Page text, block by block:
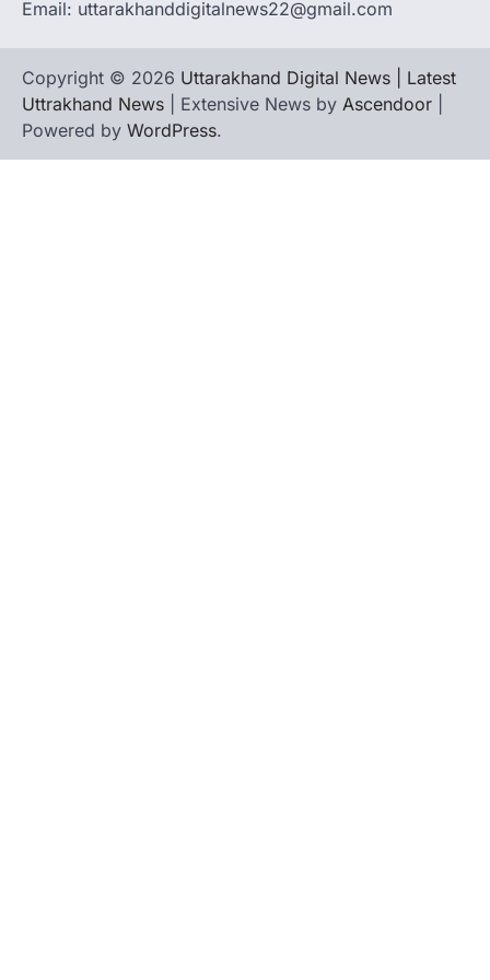
हल्द्वानी में आयोजित विजय शंखनाद रैली को संबोधित करते
Email: uttarakhanddigitalnews22@gmail.com
Copyright © 2026 Uttarakhand Digital News | Latest
Uttrakhand News | Extensive News by Ascendoor
Powered by WordPress.